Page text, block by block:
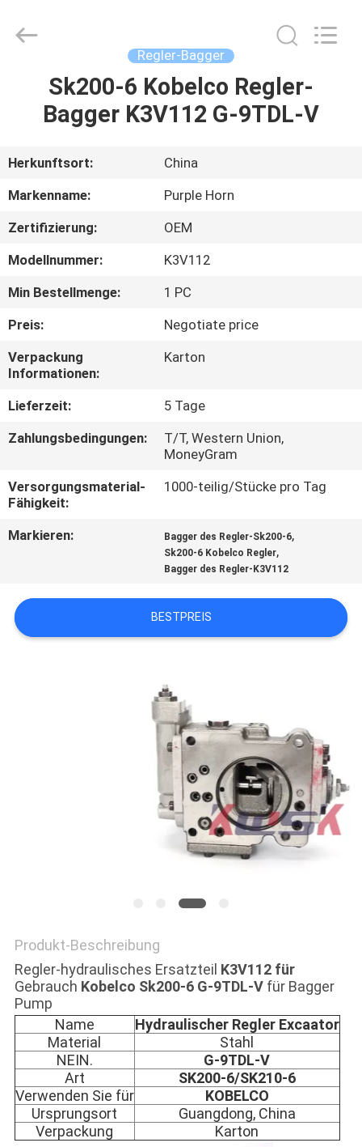
HAUS
ÜBER
UNS
FABRIK-
AUSFLUG
QUALITÄTSKONTROLLE
TRETEN
SIE
UNS
IN
VERBINDUNG
FORDERN
Commerce
Regler-Bagger
Sk200-6 Kobelco Regler-
Bagger K3V112 G-9TDL-V
Herkunftsort:
China
Markenname:
Purple Horn
Zertifizierung:
OEM
Modellnummer:
K3V112
Min Bestellmenge:
1 PC
Preis:
Negotiate price
Verpackung
Informationen:
Karton
Lieferzeit:
5 Tage
Zahlungsbedingungen:
T/T, Western Union,
MoneyGram
Versorgungsmaterial-
Fähigkeit:
1000-teilig/Stücke pro Tag
Markieren: Bagger des Regler-Sk200-6,
Sk200-6 Kobelco Regler,
Bagger des Regler-K3V112
BESTPREIS
Produkt-Beschreibung
Regler-hydraulisches Ersatzteil K3V112 für
Gebrauch Kobelco Sk200-6 G-9TDL-Vfür Bagger
Pump
Name
Hydraulischer Regler Excaator
Material
Stahl
NEIN.
G-9TDL-V
Art
SK200-6/SK210-6
Verwenden Sie für
KOBELCO
Ursprungsort
Guangdong, China
Verpackung
Karton